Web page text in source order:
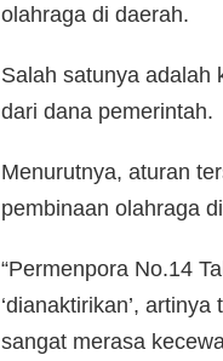
olahraga di daerah.
Salah satunya adalah
dari dana pemerintah.
Menurutnya, aturan
pembinaan olahraga
“Permenpora No.14
‘dianaktirikan’,
sangat merasa